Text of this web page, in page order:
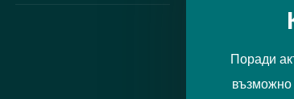
Поради
възможно